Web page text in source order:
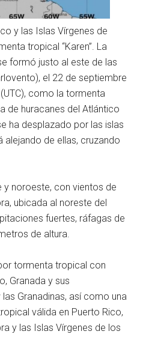
y las Islas Vírgenes de
tropical “Karen”. La
formó justo al este de las
el 22 de septiembre
como la tormenta
de huracanes del Atlántico
ha desplazado por las islas
alejando de ellas, cruzando
y noroeste, con vientos de
ubicada al noreste del
fuertes, ráfagas de
de altura.
tormenta tropical con
Granada y sus
Granadinas, así como una
válida en Puerto Rico,
y las Islas Vírgenes de los